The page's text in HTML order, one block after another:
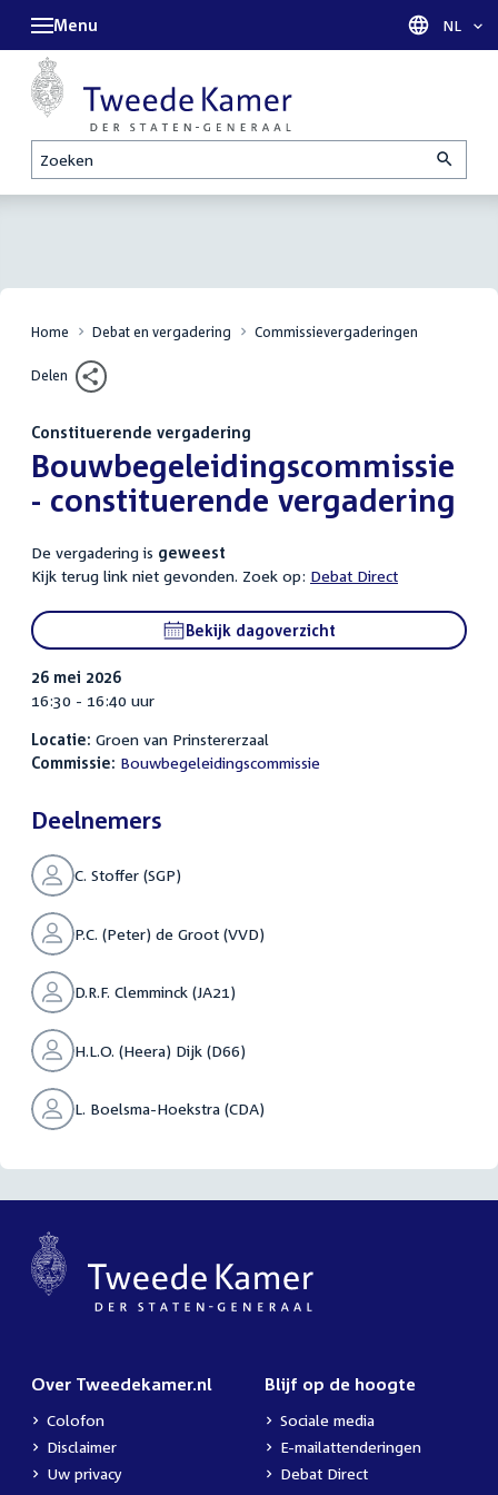
Zoeken
Menu Taal
NL
Home Debat en vergadering Commissievergaderingen
Delen
Constituerende vergadering
:Bouwbegeleidingscommissie
- constituerende vergadering
De vergadering is geweest
Kijk terug link niet gevonden. Zoek op: Debat Direct
Bekijk dagoverzicht
26 mei 2026
16:30 - 16:40 uur
Locatie: Groen van Prinstererzaal
Commissie: Bouwbegeleidingscommissie
Deelnemers
C. Stoffer (SGP)
P.C. (Peter) de Groot (VVD)
D.R.F. Clemminck (JA21)
H.L.O. (Heera) Dijk (D66)
L. Boelsma-Hoekstra (CDA)
Over Tweedekamer.nl
Colofon
Disclaimer
Uw privacy
Blijf op de hoogte
Sociale media
E-mailattenderingen
Debat Direct